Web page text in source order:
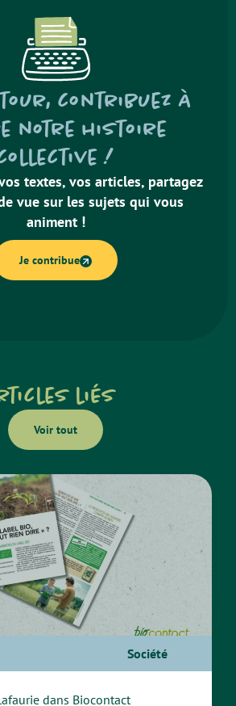
contribuez à
notre histoire
!
textes, vos articles, partagez
vue sur les sujets qui vous
animent !
Je contribue
liés
Voir tout
Société
dans Biocontact